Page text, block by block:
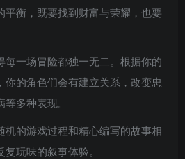
平衡，既要找到财富与荣耀，也要
每一场冒险都独一无二。根据你的
你的角色们会有建立关系，改变忠
多种表现。
机的游戏过程和精心编写的故事相
玩味的叙事体验。